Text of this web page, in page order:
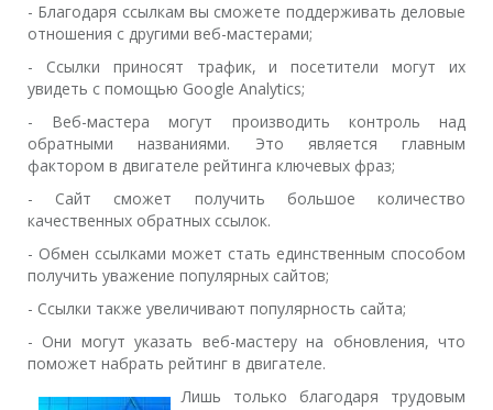
- Благодаря ссылкам вы сможете поддерживать деловые
отношения с другими веб-мастерами;
- Ссылки приносят трафик, и посетители могут их
увидеть с помощью Google Analytics;
- Веб-мастера могут производить контроль над
обратными названиями. Это является главным
фактором в двигателе рейтинга ключевых фраз;
- Сайт сможет получить большое количество
качественных обратных ссылок.
- Обмен ссылками может стать единственным способом
получить уважение популярных сайтов;
- Ссылки также увеличивают популярность сайта;
- Они могут указать веб-мастеру на обновления, что
поможет набрать рейтинг в двигателе.
Лишь только благодаря трудовым